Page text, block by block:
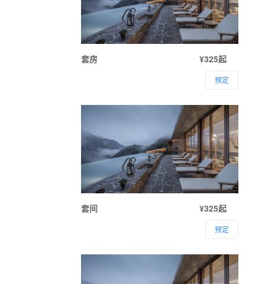
套房 ¥325起
预定
套间 ¥325起
预定